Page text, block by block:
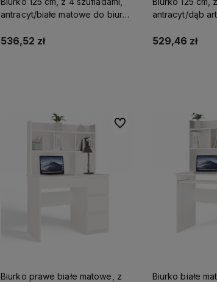
antracyt/białe matowe do biura
536,52 zł
antracyt/dąb
529,46 zł
Biurko prawe białe matowe, z
Do ulubionych
Biurko białe